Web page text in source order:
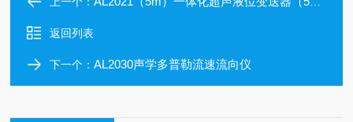
返回列表
下一个：AL2030声学多普勒流速流向仪